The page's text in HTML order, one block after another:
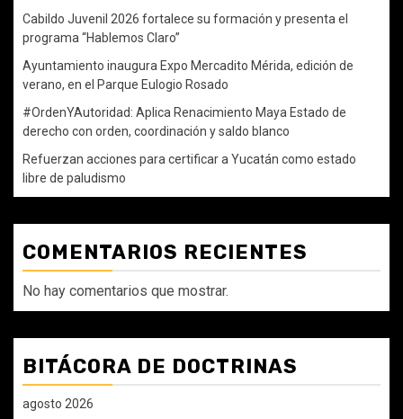
Cabildo Juvenil 2026 fortalece su formación y presenta el
programa “Hablemos Claro”
Ayuntamiento inaugura Expo Mercadito Mérida, edición de
verano, en el Parque Eulogio Rosado
#OrdenYAutoridad: Aplica Renacimiento Maya Estado de
derecho con orden, coordinación y saldo blanco
Refuerzan acciones para certificar a Yucatán como estado
libre de paludismo
COMENTARIOS RECIENTES
No hay comentarios que mostrar.
BITÁCORA DE DOCTRINAS
agosto 2026